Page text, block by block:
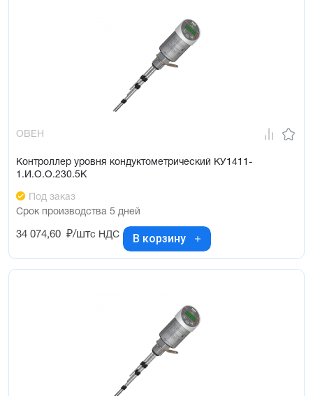
ОВЕН
Контроллер уровня кондуктометрический КУ1411-
1.И.О.О.230.5К
Под заказ
Срок производства 5 дней
34 074,60 ₽/штс НДС В корзину